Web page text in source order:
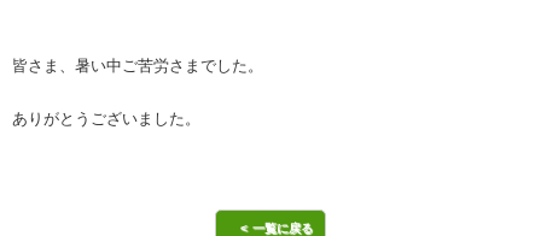
皆さま、暑い中ご苦労さまでした。
ありがとうございました。
一覧に戻る